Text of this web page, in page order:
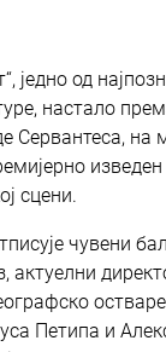
једно од
настало
Сервантеса, на
изведен
сцени.
чувени
актуелни
Петипa и